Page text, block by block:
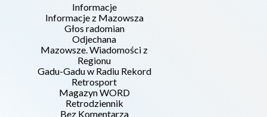
Informacje
Informacje z Mazowsza
Głos radomian
Odjechana
Mazowsze. Wiadomości z
Regionu
Gadu-Gadu w Radiu Rekord
Retrosport
Magazyn WORD
Retrodziennik
Bez Komentarza